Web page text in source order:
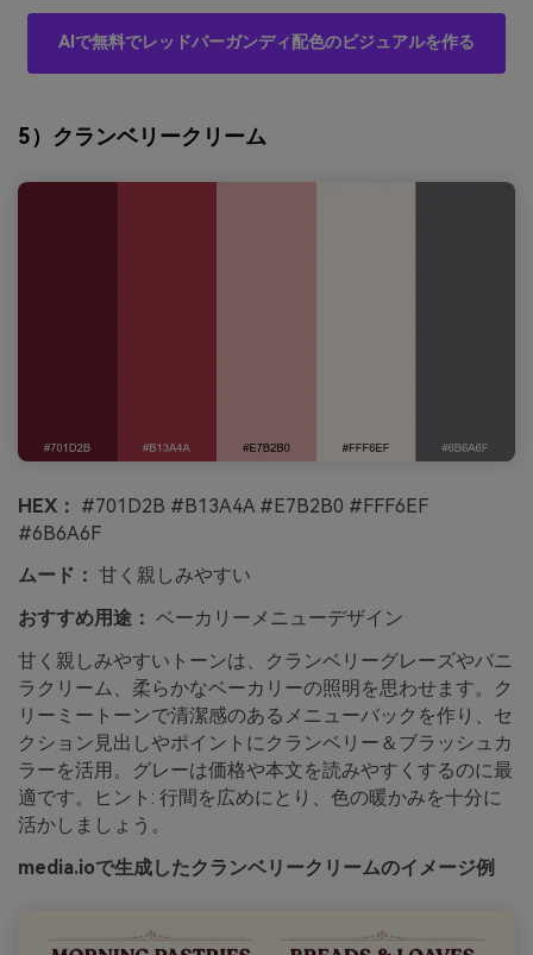
AIで無料でレッドバーガンディ配色のビジュアルを作る
5）クランベリークリーム
HEX： #701D2B #B13A4A #E7B2B0 #FFF6EF
#6B6A6F
ムード： 甘く親しみやすい
おすすめ用途： ベーカリーメニューデザイン
甘く親しみやすいトーンは、クランベリーグレーズやバニ
ラクリーム、柔らかなベーカリーの照明を思わせます。ク
リーミートーンで清潔感のあるメニューバックを作り、セ
クション見出しやポイントにクランベリー＆ブラッシュカ
ラーを活用。グレーは価格や本文を読みやすくするのに最
適です。ヒント: 行間を広めにとり、色の暖かみを十分に
活かしましょう。
media.ioで生成したクランベリークリームのイメージ例